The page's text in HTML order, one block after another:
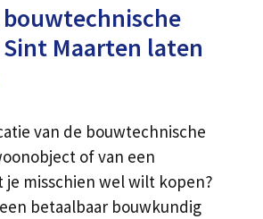
bouwtechnische
Maarten laten
van de bouwtechnische
of van een
misschien wel wilt kopen?
betaalbaar bouwkundig